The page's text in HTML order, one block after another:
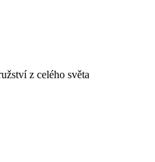
z celého světa